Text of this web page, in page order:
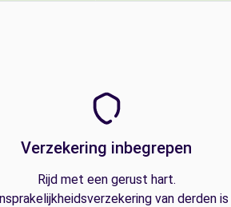
Verzekering inbegrepen
Rijd met een gerust hart.
van derden is